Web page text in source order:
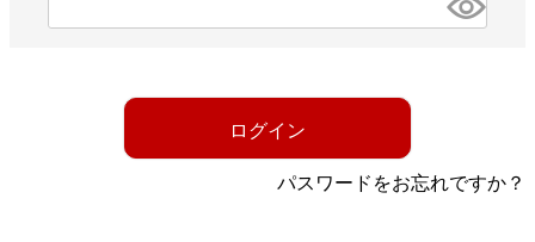
必
ログイン
パスワードをお忘れですか？